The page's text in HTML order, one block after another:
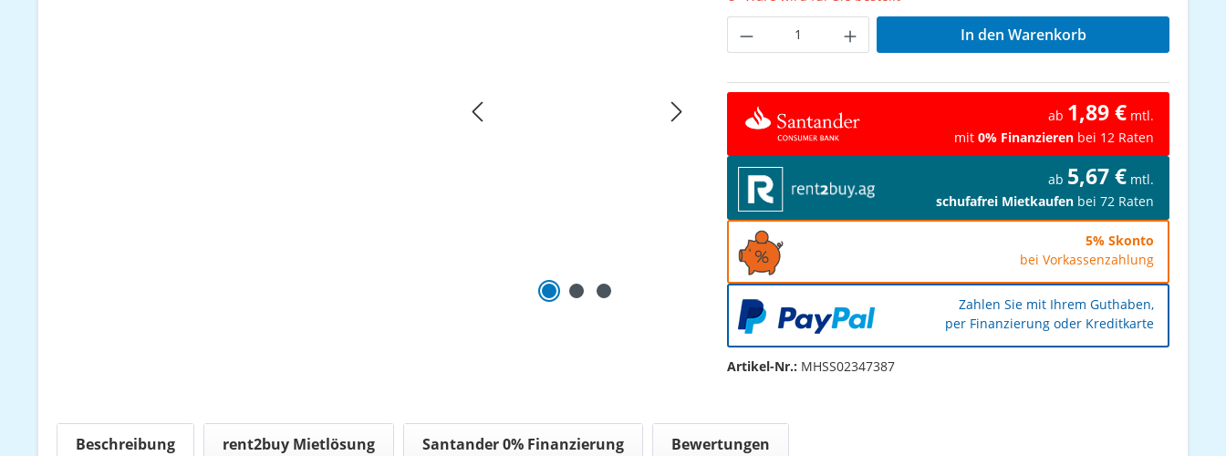
Produkt Anzahl: Gib den gewünschten Wert
In den Warenkorb
ab 1,89 € mtl.
mit 0% Finanzieren bei 12 Raten
ab 5,67 € mtl.
schufafrei Mietkaufen bei 72 Raten
5% Skonto
bei Vorkassenzahlung
Zahlen Sie mit Ihrem Guthaben,
per Finanzierung oder Kreditkarte
Artikel-Nr.: MHSS02347387
Beschreibung rent2buy Mietlösung Santander 0% Finanzierung Bewertungen